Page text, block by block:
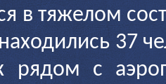
в тяжелом
37
рядом с